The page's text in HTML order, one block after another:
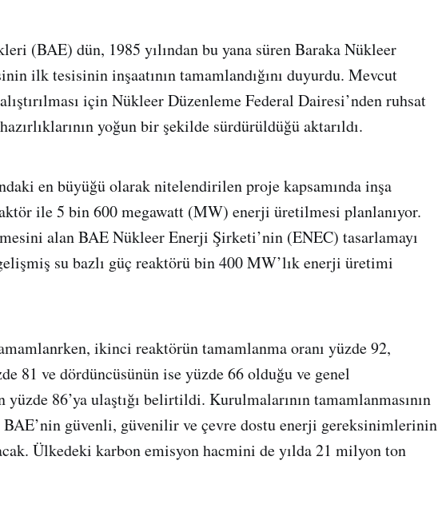
(BAE) dün, 1985 yılından bu yana süren Baraka Nükleer
ilk tesisinin inşaatının tamamlandığını duyurdu. Mevcut
için Nükleer Düzenleme Federal Dairesi’nden ruhsat
yoğun bir şekilde sürdürüldüğü aktarıldı.
en büyüğü olarak nitelendirilen proje kapsamında inşa
ile 5 bin 600 megawatt (MW) enerji üretilmesi planlanıyor.
alan BAE Nükleer Enerji Şirketi’nin (ENEC) tasarlamayı
su bazlı güç reaktörü bin 400 MW’lık enerji üretimi
ikinci reaktörün tamamlanma oranı yüzde 92,
81 ve dördüncüsünün ise yüzde 66 olduğu ve genel
yüzde 86’ya ulaştığı belirtildi. Kurulmalarının tamamlanmasının
BAE’nin güvenli, güvenilir ve çevre dostu enerji gereksinimlerinin
Ülkedeki karbon emisyon hacmini de yılda 21 milyon ton